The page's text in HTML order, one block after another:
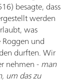
besagte, dass
werden
was
und
durften. Wir
nehmen -man
um das zu